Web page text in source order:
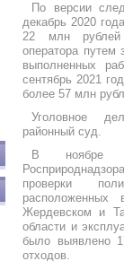
По версии
декабрь 2020
22 млн рублей
оператора путем
выполненных
сентябрь 2021
более 57 млн
Уголовное
районный суд.
В ноябре
проверки
расположенных
Жердевском и
области и
было выявлено
отходов.